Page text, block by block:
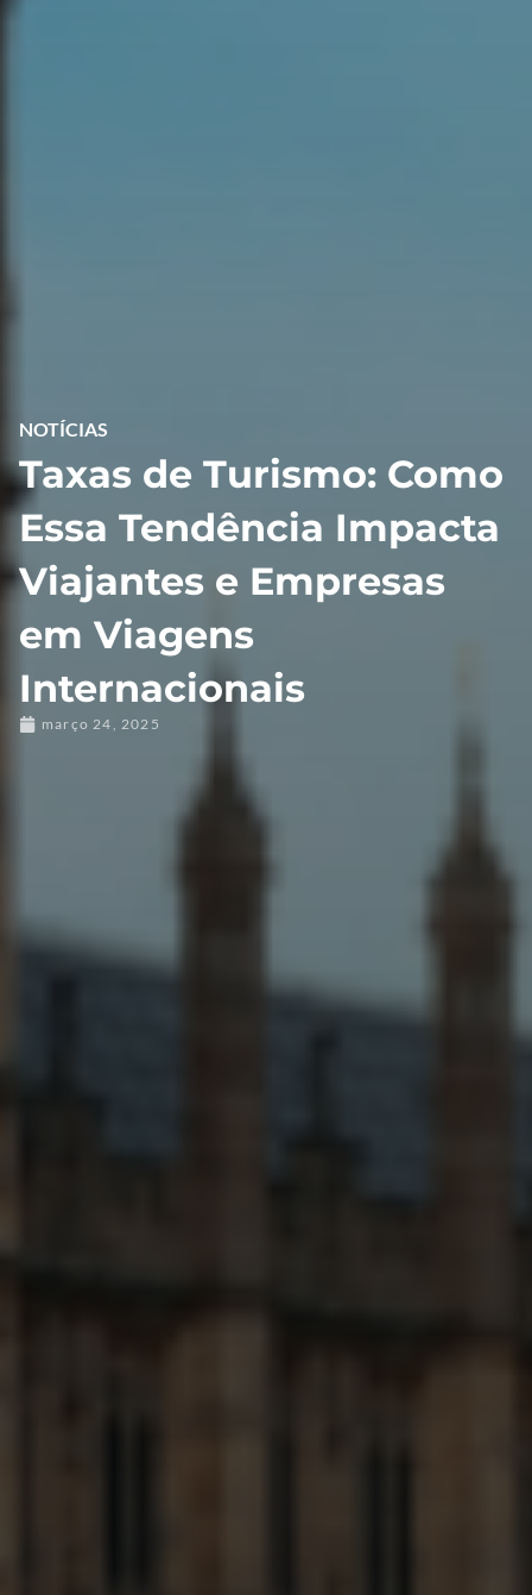
NOTÍCIAS
Taxas de Turismo: Como
Essa Tendência Impacta
Viajantes e Empresas
em Viagens
Internacionais
março 24, 2025